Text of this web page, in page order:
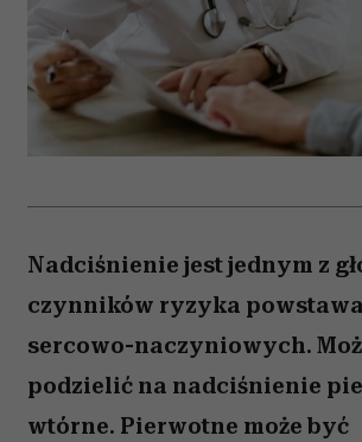
Nadciśnienie jest jednym z
czynników ryzyka
sercowo-naczyniowych.
podzielić na nadciśnienie
wtórne. Pierwotne może być